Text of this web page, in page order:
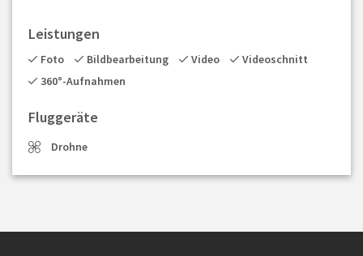
Leistungen
Foto Bildbearbeitung Video
Videoschnitt
360°-Aufnahmen
Fluggeräte
Drohne